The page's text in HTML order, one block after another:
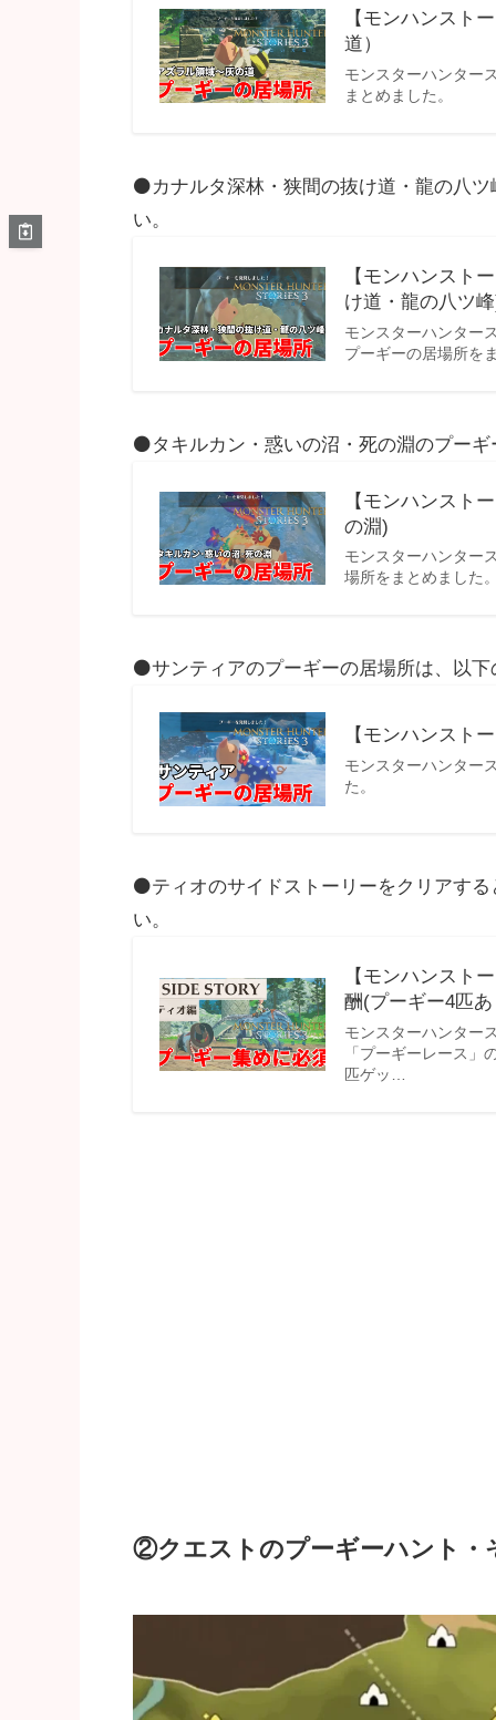
【モンハンスト
道）
モンスターハンター
まとめました。
⚫カナルタ深林・狭間の抜け道・龍の八
い。
【モンハンスト
け道・龍の八ツ
モンスターハンター
プーギーの居場所を
⚫タキルカン・惑いの沼・死の淵のプー
【モンハンスト
の淵)
モンスターハンター
場所をまとめました
⚫サンティアのプーギーの居場所は、以
【モンハンスト
モンスターハンター
た。
⚫ティオのサイドストーリーをクリアす
い。
【モンハンスト
酬(プーギー4匹
モンスターハンター
「プーギーレース
匹ゲッ…
②クエストのプーギーハント・